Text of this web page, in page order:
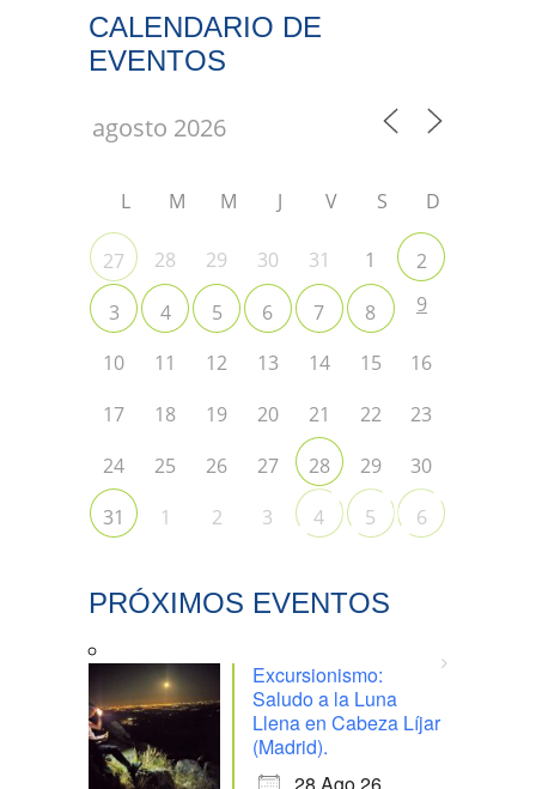
CALENDARIO DE
EVENTOS
L M M J V S D
27 28 29 30 31 1
2
3
4 5 6 7 8 9
10 11 12 13 14 15
16
17
18 19 20 21 22
23
24
25 26 27 28 29
30
31
1 2 3 4 5 6
PRÓXIMOS EVENTOS
Excursionismo:
Saludo a la Luna
Llena en Cabeza Líjar
(Madrid).